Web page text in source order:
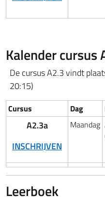
Kalender cursus
De cursus A2.3 vindt
20:15)
Cursus Dag
A2.3a
INSCHRIJVEN
Maandag
Leerboek